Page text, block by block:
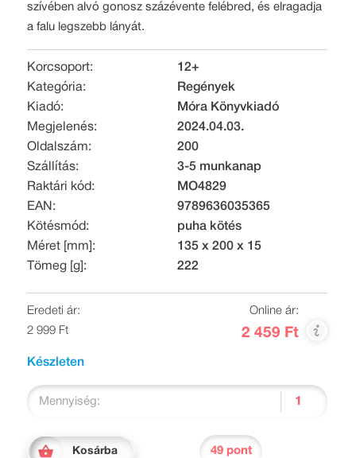
szívében alvó gonosz százévente felébred, és elragadja
a falu legszebb lányát.
Korcsoport:
12+
Kategória:
Regények
Kiadó:
Móra Könyvkiadó
Megjelenés:
2024.04.03.
Oldalszám:
200
Szállítás:
3-5 munkanap
Raktári kód:
MO4829
EAN:
9789636035365
Kötésmód:
puha kötés
Méret [mm]:
135 x 200 x 15
Tömeg [g]:
222
Eredeti ár:
2 999 Ft
Online ár:
2 459 Ft
Készleten
Mennyiség:
Kosárba 49 pont